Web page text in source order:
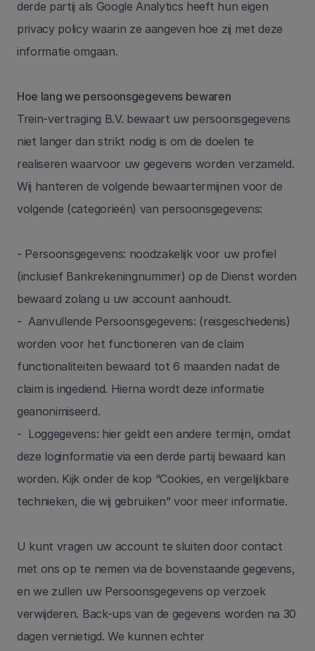
derde partij als Google Analytics heeft hun eigen
privacy policy waarin ze aangeven hoe zij met deze
informatie omgaan.
Hoe lang we persoonsgegevens bewaren
Trein-vertraging B.V. bewaart uw persoonsgegevens
niet langer dan strikt nodig is om de doelen te
realiseren waarvoor uw gegevens worden verzameld.
Wij hanteren de volgende bewaartermijnen voor de
volgende (categorieën) van persoonsgegevens:
- Persoonsgegevens: noodzakelijk voor uw profiel
(inclusief Bankrekeningnummer) op de Dienst worden
bewaard zolang u uw account aanhoudt.
-  Aanvullende Persoonsgegevens: (reisgeschiedenis)
worden voor het functioneren van de claim
functionaliteiten bewaard tot 6 maanden nadat de
claim is ingediend. Hierna wordt deze informatie
geanonimiseerd.
-  Loggegevens: hier geldt een andere termijn, omdat
deze loginformatie via een derde partij bewaard kan
worden. Kijk onder de kop “Cookies, en vergelijkbare
technieken, die wij gebruiken” voor meer informatie.
U kunt vragen uw account te sluiten door contact
met ons op te nemen via de bovenstaande gegevens,
en we zullen uw Persoonsgegevens op verzoek
verwijderen. Back-ups van de gegevens worden na 30
dagen vernietigd. We kunnen echter